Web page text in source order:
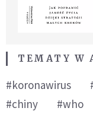
TEMATY W
#koronawirus
#chiny
#who